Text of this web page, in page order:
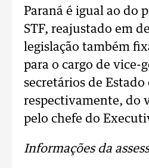
Paraná é igual ao do
STF, reajustado em
legislação também
para o cargo de vice-
secretários de Estado
respectivamente, do
pelo chefe do
Informações da